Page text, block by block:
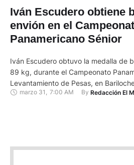
Iván Escudero obtiene
envión en el
Panamericano Sénior
Iván Escudero obtuvo la medalla de
89 kg, durante el Campeonato
Levantamiento de Pesas, en
clasificatorio a los Juegos Olímpicos
marzo 31 , 7:00 AM By Redacción El